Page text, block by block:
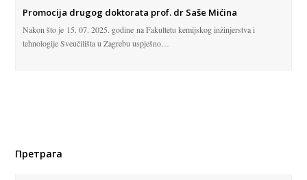
Promocija drugog doktorata prof. dr Saše Mićina
Nakon što je 15. 07. 2025. godine na Fakultetu kemijskog inžinjerstva i
tehnologije Sveučilišta u Zagrebu uspješno…
Претрага